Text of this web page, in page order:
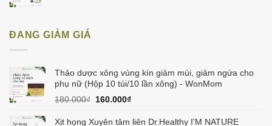
ĐANG GIẢM GIÁ
Thảo dược xông vùng kín giảm mùi, giảm ngứa cho
phụ nữ (Hộp 10 túi/10 lần xông) - WonMom
180.000₫ Giá
là:
160.000₫Giá
tại
Xịt họng Xuyên tâm liên Dr.Healthy I'M NATURE